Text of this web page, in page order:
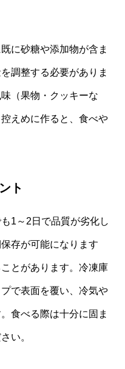
に砂糖や添加物が含ま
調整する必要がありま
（果物・クッキーな
えめに作ると、食べや
ト
1～2日で品質が劣化し
存が可能になります
とがあります。冷凍庫
で表面を覆い、冷気や
食べる際は十分に固ま
い。